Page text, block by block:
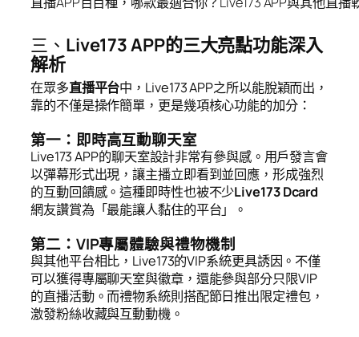
三、 Live173 APP的三大亮點功能深入
解析
在眾多直播平台中，Live173 APP之所以能脫穎而出，
靠的不僅是操作簡單，更是幾項核心功能的加分：
第一：即時高互動聊天室
Live173 APP的聊天室設計非常有參與感。用戶發言會
以彈幕形式出現，讓主播立即看到並回應，形成強烈
的互動回饋感。這種即時性也被不少Live173 Dcard
網友讚賞為「最能讓人黏住的平台」。
第二：VIP專屬體驗與禮物機制
與其他平台相比，Live173的VIP系統更具誘因。不僅
可以獲得專屬聊天室與徽章，還能參與部分只限VIP
的直播活動。而禮物系統則搭配節日推出限定禮包，
激發粉絲收藏與互動動機。